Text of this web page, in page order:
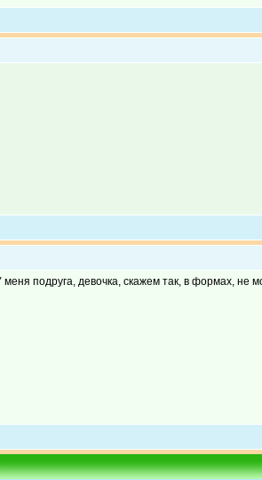
подруга, девочка, скажем так, в формах, не